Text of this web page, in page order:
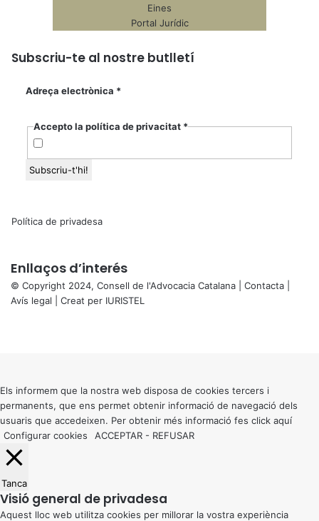
Eines
Portal Jurídic
Subscriu-te al nostre butlletí
Adreça electrònica *
Accepto la política de privacitat *
Política de privadesa
Enllaços d’interés
© Copyright 2024, Consell de l'Advocacia Catalana | Contacta
Avís legal | Creat per IURISTEL
button
Els informem que la nostra web disposa de cookies tercers i
permanents, que ens permet obtenir informació de navegació dels
usuaris que accedeixen. Per obtenir més informació fes click aquí
Configurar cookies
ACCEPTAR - REFUSAR
Tanca
Visió general de privadesa
Aquest lloc web utilitza cookies per millorar la vostra experiència